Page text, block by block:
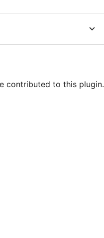
contributed to this plugin.